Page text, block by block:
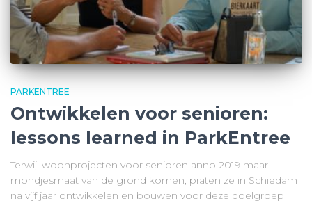
PARKENTREE
Ontwikkelen voor senioren:
lessons learned in ParkEntree
Terwijl woonprojecten voor senioren anno 2019 maar
mondjesmaat van de grond komen, praten ze in Schiedam
na vijf jaar ontwikkelen en bouwen voor deze doelgroep